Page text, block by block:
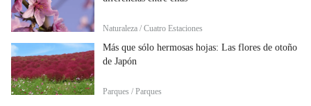
Naturaleza / Cuatro Estaciones
Más que sólo hermosas hojas: Las flores de otoño
de Japón
Parques / Parques